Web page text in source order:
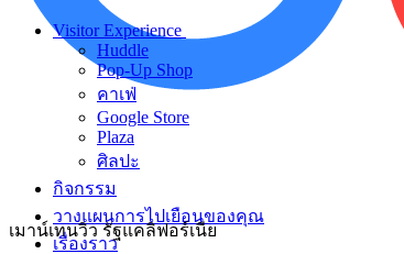
Visitor Experience
Huddle
Pop-Up Shop
คาเฟ่
Google Store
Plaza
ศิลปะ
กิจกรรม
วางแผนการไปเยือนของคุณ
เรื่องราว
เมาน์เทนวิว รัฐแคลิฟอร์เนีย